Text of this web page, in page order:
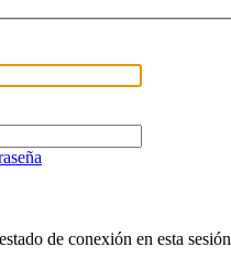
de conexión en esta sesión